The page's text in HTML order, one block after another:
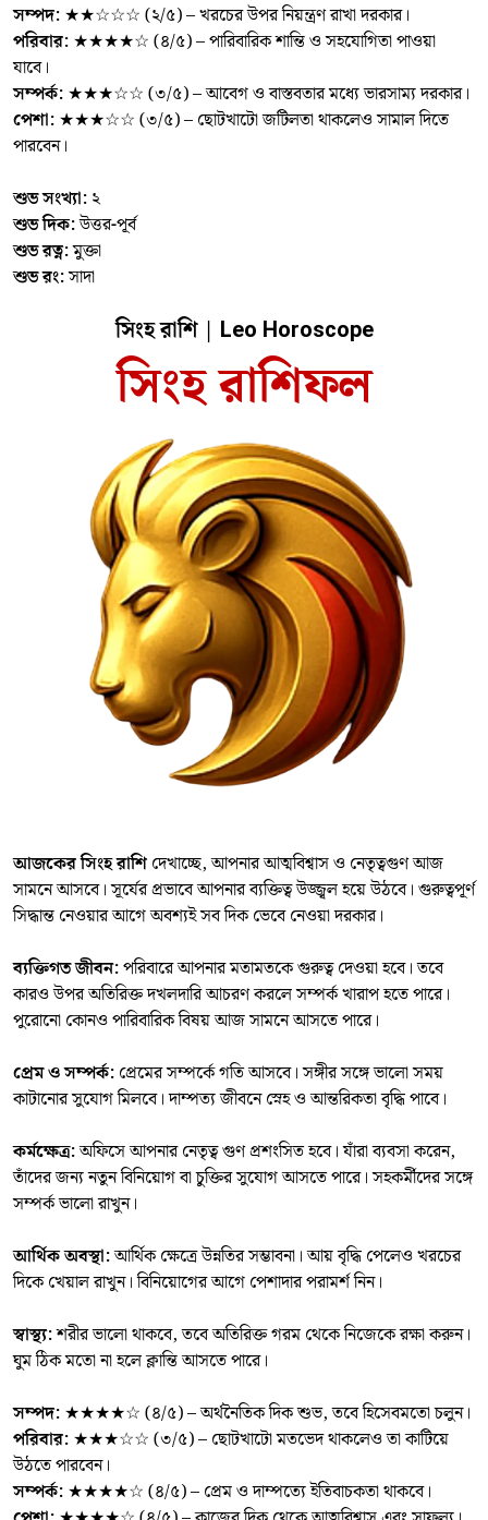
সম্পদ: ★★☆☆☆ (২/৫) – খরচের উপর নিয়ন্ত্রণ রাখা দরকার।
পরিবার: ★★★★☆ (৪/৫) – পারিবারিক শান্তি ও সহযোগিতা পাওয়া
যাবে।
সম্পর্ক: ★★★☆☆ (৩/৫) – আবেগ ও বাস্তবতার মধ্যে ভারসাম্য দরকার।
পেশা: ★★★☆☆ (৩/৫) – ছোটখাটো জটিলতা থাকলেও সামাল দিতে
পারবেন।
শুভ সংখ্যা: ২
শুভ দিক:উত্তর-পূর্ব
শুভ রত্ন:মুক্তা
শুভ রং:সাদা
সিংহ রাশি | Leo Horoscope
সিংহ রাশিফল
আজকের সিংহ রাশিদেখাচ্ছে, আপনার আত্মবিশ্বাস ও নেতৃত্বগুণ আজ
সামনে আসবে। সূর্যের প্রভাবে আপনার ব্যক্তিত্ব উজ্জ্বল হয়ে উঠবে। গুরুত্বপূর্ণ
সিদ্ধান্ত নেওয়ার আগে অবশ্যই সব দিক ভেবে নেওয়া দরকার।
ব্যক্তিগত জীবন:পরিবারে আপনার মতামতকে গুরুত্ব দেওয়া হবে। তবে
কারও উপর অতিরিক্ত দখলদারি আচরণ করলে সম্পর্ক খারাপ হতে পারে।
পুরোনো কোনও পারিবারিক বিষয় আজ সামনে আসতে পারে।
প্রেম ও সম্পর্ক: প্রেমের সম্পর্কে গতি আসবে। সঙ্গীর সঙ্গে ভালো সময়
কাটানোর সুযোগ মিলবে। দাম্পত্য জীবনে স্নেহ ও আন্তরিকতা বৃদ্ধি পাবে।
কর্মক্ষেত্র:অফিসে আপনার নেতৃত্ব গুণ প্রশংসিত হবে। যাঁরা ব্যবসা করেন,
তাঁদের জন্য নতুন বিনিয়োগ বা চুক্তির সুযোগ আসতে পারে। সহকর্মীদের সঙ্গে
সম্পর্ক ভালো রাখুন।
আর্থিক অবস্থা:আর্থিক ক্ষেত্রে উন্নতির সম্ভাবনা। আয় বৃদ্ধি পেলেও খরচের
দিকে খেয়াল রাখুন। বিনিয়োগের আগে পেশাদার পরামর্শ নিন।
স্বাস্থ্য:শরীর ভালো থাকবে, তবে অতিরিক্ত গরম থেকে নিজেকে রক্ষা করুন।
ঘুম ঠিক মতো না হলে ক্লান্তি আসতে পারে।
সম্পদ: ★★★★☆ (৪/৫) – অর্থনৈতিক দিক শুভ, তবে হিসেবমতো চলুন।
পরিবার: ★★★☆☆ (৩/৫) – ছোটখাটো মতভেদ থাকলেও তা কাটিয়ে
উঠতে পারবেন।
সম্পর্ক: ★★★★☆ (৪/৫) – প্রেম ও দাম্পত্যে ইতিবাচকতা থাকবে।